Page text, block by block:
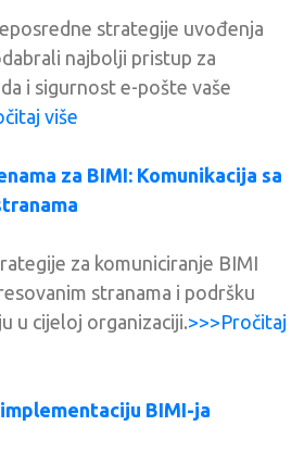
strategije uvođenja
najbolji pristup za
i sigurnost e-pošte vaše
više
za BIMI: Komunikacija sa
za komuniciranje BIMI
stranama i podršku
u cijeloj organizaciji.>>>Pročitaj
BIMI-ja